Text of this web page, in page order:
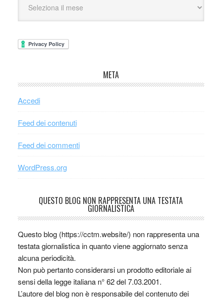
META
Accedi
Feed dei contenuti
Feed dei commenti
WordPress.org
QUESTO BLOG NON RAPPRESENTA UNA TESTATA
GIORNALISTICA
Questo blog (https://cctm.website/) non rappresenta una
testata giornalistica in quanto viene aggiornato senza
alcuna periodicità.
Non può pertanto considerarsi un prodotto editoriale ai
sensi della legge italiana n° 62 del 7.03.2001.
L’autore del blog non è responsabile del contenuto dei